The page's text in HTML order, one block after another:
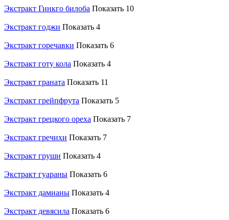
Экстракт Гинкго билоба Показать 10
Экстракт годжи Показать 4
Экстракт горечавки Показать 6
Экстракт готу кола Показать 4
Экстракт граната Показать 11
Экстракт грейпфрута Показать 5
Экстракт грецкого ореха Показать 7
Экстракт гречихи Показать 7
Экстракт груши Показать 4
Экстракт гуараны Показать 6
Экстракт дамианы Показать 4
Экстракт девясила Показать 6